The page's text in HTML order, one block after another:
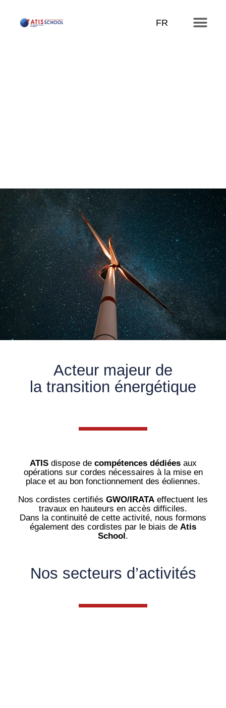
FR
Acteur majeur de
la transition énergétique
ATISdispose de compétences dédiéesaux
opérations sur cordes nécessaires à la mise en
place et au bon fonctionnement des éoliennes.
Nos cordistes certifiés GWO/IRATA effectuent les
travaux en hauteurs en accès difficiles.
Dans la continuité de cette activité, nous formons
également des cordistes par le biais de Atis
School.
Nos secteurs d’activités